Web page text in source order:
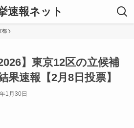
速報ネット
都
】東京12区の立候補
果速報【2月8日投票】
1月30日